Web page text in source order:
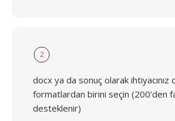
2
docx ya da sonuç olarak ihtiyacınız
formatlardan birini seçin (200'den
desteklenir)